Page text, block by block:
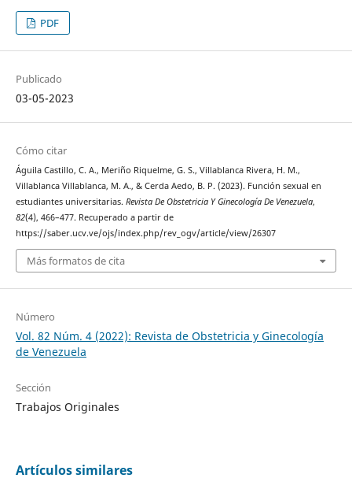
PDF
Publicado
03-05-2023
Cómo citar
Águila Castillo, C. A., Meriño Riquelme, G. S., Villablanca Rivera, H. M.,
Villablanca Villablanca, M. A., & Cerda Aedo, B. P. (2023). Función sexual en
estudiantes universitarias. Revista De Obstetricia Y Ginecología De Venezuela,
82(4), 466–477. Recuperado a partir de
https://saber.ucv.ve/ojs/index.php/rev_ogv/article/view/26307
Más formatos de cita
Número
Vol. 82 Núm. 4 (2022): Revista de Obstetricia y Ginecología
de Venezuela
Sección
Trabajos Originales
Artículos similares